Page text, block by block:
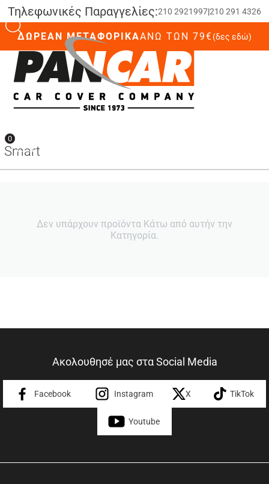
Τηλεφωνικές Παραγγελίες:210 2921997|210 291 4326
ΔΩΡΕΑΝ ΜΕΤΑΦΟΡΙΚΑΆΝΩ ΤΩΝ 79€(δες εδώ)
0
Smart
Δεν υπάρχουν προϊόντα Κάτω από αυτήν την
Κατηγορία.
Ακολουθησέ μας στα Social Media
Facebook Instagram X TikTok
Youtube